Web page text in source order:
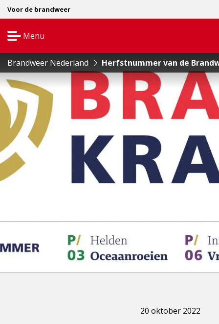
Voor de brandweer
Menu
navigatie
Brandweer Nederland Herfstnummer van de
20 oktober 2022